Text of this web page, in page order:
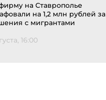
на Ставрополье
на 1,2 млн рублей за
с мигрантами
16:00